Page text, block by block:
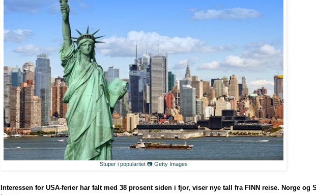
Stuper i popularitet 📷 Getty Images
Interessen for USA-ferier har falt med 38 prosent siden i fjor, viser nye tall fra FINN reise. Norge og